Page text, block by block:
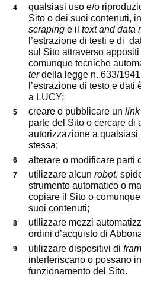
qualsiasi uso e/o
Sito o dei suoi contenuti,
scrapinge iltext and data
l’estrazione di testi e di
sul Sito attraverso
comunque tecniche
terdella legge n. 633/
l’estrazione di testo e dati
a LUCY;
creare o pubblicare unlink
parte del Sito o cercare di
autorizzazione a
stessa;
alterare o modificare parti
utilizzare alcunrobot,
strumento automatico o
copiare il Sito o
suoi contenuti;
utilizzare mezzi
ordini d’acquisto di
utilizzare dispositivi di
interferiscano o possano
funzionamento del Sito.